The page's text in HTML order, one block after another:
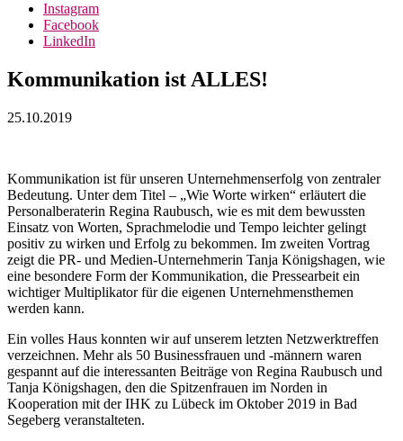
Instagram
Facebook
LinkedIn
Kommunikation ist ALLES!
25.10.2019
Kommunikation ist für unseren Unternehmenserfolg von zentraler
Bedeutung. Unter dem Titel – „Wie Worte wirken“ erläutert die
Personalberaterin Regina Raubusch, wie es mit dem bewussten
Einsatz von Worten, Sprachmelodie und Tempo leichter gelingt
positiv zu wirken und Erfolg zu bekommen. Im zweiten Vortrag
zeigt die PR- und Medien-Unternehmerin Tanja Königshagen, wie
eine besondere Form der Kommunikation, die Pressearbeit ein
wichtiger Multiplikator für die eigenen Unternehmensthemen
werden kann.
Ein volles Haus konnten wir auf unserem letzten Netzwerktreffen
verzeichnen. Mehr als 50 Businessfrauen und -männern waren
gespannt auf die interessanten Beiträge von Regina Raubusch und
Tanja Königshagen, den die Spitzenfrauen im Norden in
Kooperation mit der IHK zu Lübeck im Oktober 2019 in Bad
Segeberg veranstalteten.